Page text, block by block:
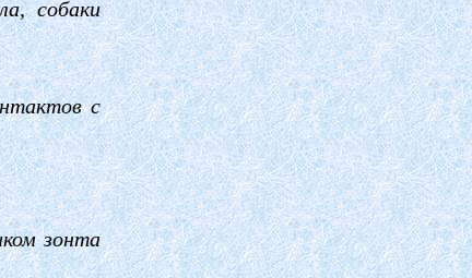
собаки
с
зонта